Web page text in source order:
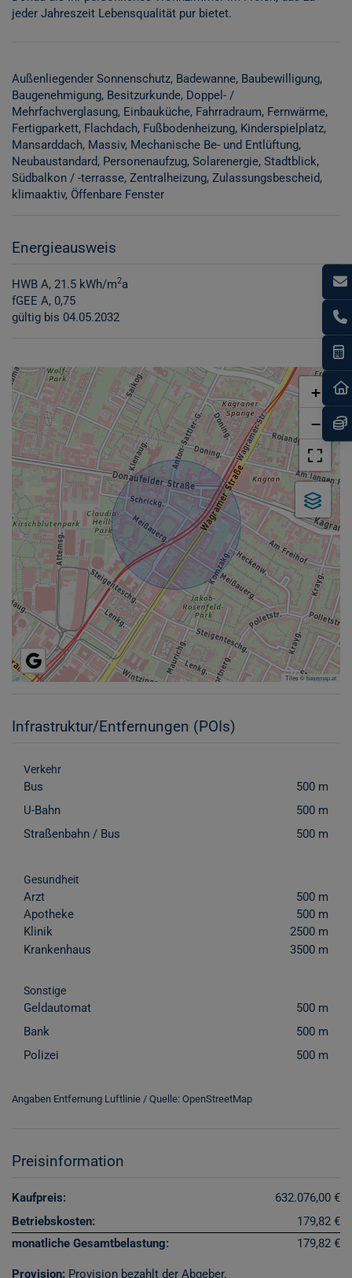
jeder Jahreszeit Lebensqualität pur bietet.
Außenliegender Sonnenschutz Badewanne Baubewilligung
Baugenehmigung Besitzurkunde Doppel- /
Mehrfachverglasung Einbauküche Fahrradraum Fernwärme
Fertigparkett Flachdach Fußbodenheizung Kinderspielplatz
Mansarddach Massiv Mechanische Be- und Entlüftung
Neubaustandard Personenaufzug Solarenergie Stadtblick
Südbalkon / -terrasse Zentralheizung Zulassungsbescheid
klimaaktiv Öffenbare Fenster
Energieausweis
HWB A, 21.5 kWh/m2a
fGEE A, 0,75
gültig bis 04.05.2032
+
−
Tiles ©basemap.at
Infrastruktur/Entfernungen (POIs)
Verkehr
Bus
500 m
U-Bahn
500 m
Straßenbahn / Bus
500 m
Gesundheit
Arzt
500 m
Apotheke
500 m
Klinik
2500 m
Krankenhaus
3500 m
Sonstige
Geldautomat
500 m
Bank
500 m
Polizei
500 m
Angaben Entfernung Luftlinie / Quelle: OpenStreetMap
Preisinformation
Kaufpreis:
632.076,00 €
Betriebskosten:
179,82 €
monatliche Gesamtbelastung:
179,82 €
Provision: Provision bezahlt der Abgeber.